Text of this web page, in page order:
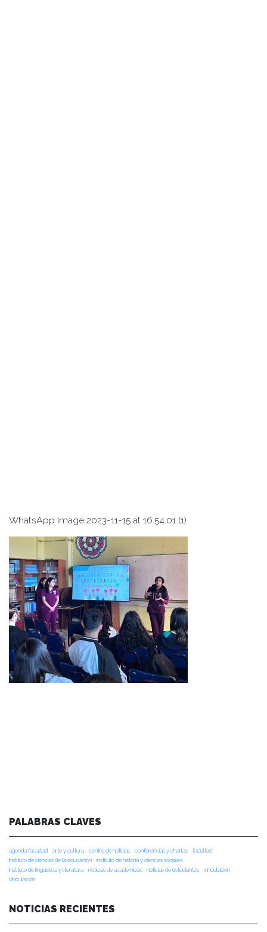
WhatsApp Image 2023-11-15 at 16.54.01 (1)
PALABRAS CLAVES
agenda facultad arte y cultura centro de noticias conferencias y charlas
facultad
instituto de ciencias de la educación
instituto de historia y ciencias sociales
instituto de lingüística y literatura
noticias de académicos noticias de estudiantes
vinculacion
vinculación
NOTICIAS RECIENTES